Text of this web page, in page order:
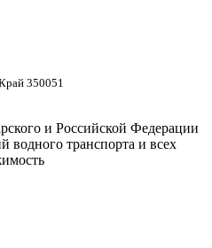
350051
и Российской Федерации
водного транспорта и всех